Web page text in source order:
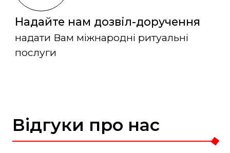
Надайте нам дозвіл-доручення
надати Вам міжнародні ритуальні
послуги
Відгуки про нас